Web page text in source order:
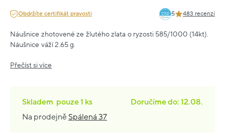
Obdržíte certifikát pravosti 5 483 recenzí
Náušnice zhotovené ze žlutého zlata o ryzosti 585/1000 (14kt).
Náušnice váží 2.65 g.
Přečíst si více
Skladem pouze1 ks
Doručíme do: 12.08.
Na prodejně Spálená 37